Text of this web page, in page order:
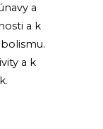
a
a k
a k